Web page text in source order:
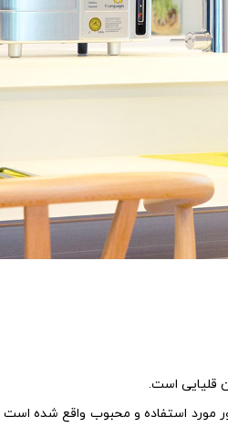
با وزنی حدود 6.3 کیلوگرم و ظاهری زیبا به رنگ نقره ای و همچنین با کارایی مناسب و بالا